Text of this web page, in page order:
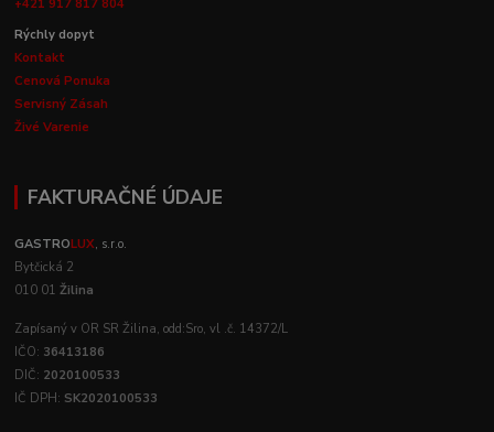
+421 917 817 804
Rýchly dopyt
Kontakt
Cenová Ponuka
Servisný Zásah
Živé Varenie
FAKTURAČNÉ ÚDAJE
GASTROLUX, s.r.o.
Bytčická 2
010 01Žilina
Zapísaný v OR SR Žilina, odd:Sro, vl .č. 14372/L
IČO: 36413186
DIČ: 2020100533
IČ DPH: SK2020100533